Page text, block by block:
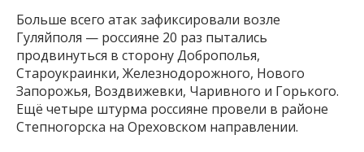
Больше всего атак зафиксировали возле
Гуляйполя — россияне 20 раз пытались
продвинуться в сторону Доброполья,
Староукраинки, Железнодорожного, Нового
Запорожья, Воздвижевки, Чаривного и Горького.
Ещё четыре штурма россияне провели в районе
Степногорска на Ореховском направлении.